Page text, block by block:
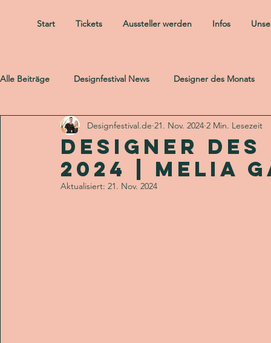
Start Tickets Aussteller werden Infos
Alle Beiträge Designfestival News Designer des Monats
Designer des
2024 | Melia
Designfestival.de 21. Nov. 2024 2 Min. Lesezeit
Aktualisiert: 21. Nov. 2024